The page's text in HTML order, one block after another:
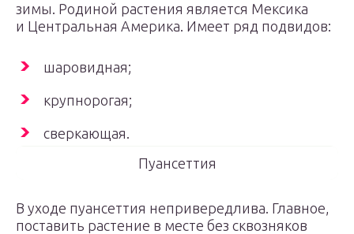
зимы. Родиной растения является Мексика
и Центральная Америка. Имеет ряд подвидов:
шаровидная;
крупнорогая;
сверкающая.
Пуансеттия
В уходе пуансеттия непривередлива. Главное,
поставить растение в месте без сквозняков